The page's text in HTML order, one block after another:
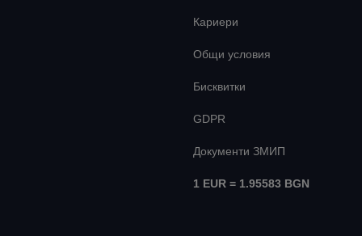
Кариери
Общи условия
Бисквитки
GDPR
Документи ЗМИП
1 EUR = 1.95583 BGN